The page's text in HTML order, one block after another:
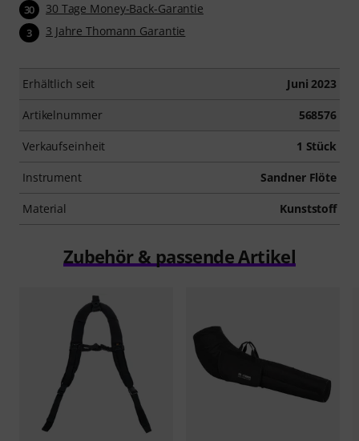
30 30 Tage Money-Back-Garantie
3 3 Jahre Thomann Garantie
Erhältlich seit Juni 2023
Artikelnummer 568576
Verkaufseinheit 1 Stück
Instrument Sandner Flöte
Material Kunststoff
Zubehör & passende Artikel